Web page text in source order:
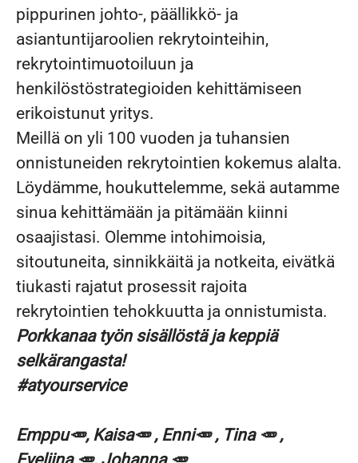
pippurinen johto-, päällikkö- ja
asiantuntijaroolien rekrytointeihin,
rekrytointimuotoiluun ja
henkilöstöstrategioiden kehittämiseen
erikoistunut yritys.
Meillä on yli 100 vuoden ja tuhansien
onnistuneiden rekrytointien kokemus alalta.
Löydämme, houkuttelemme, sekä autamme
sinua kehittämään ja pitämään kiinni
osaajistasi. Olemme intohimoisia,
sitoutuneita, sinnikkäitä ja notkeita, eivätkä
tiukasti rajatut prosessit rajoita
rekrytointien tehokkuutta ja onnistumista.
Porkkanaa työn sisällöstä ja keppiä
selkärangasta!
#atyourservice
Emppu🥕, Kaisa🥕 , Enni🥕 , Tina 🥕 ,